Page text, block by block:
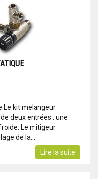
kit melangeur
deux entrées : une
Le mitigeur
de la...
Lire la suite